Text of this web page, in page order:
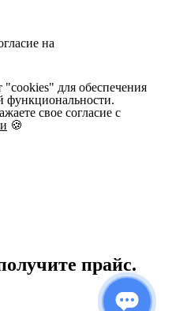
на
"cookies" для обеспечения
функциональности.
свое согласие с
🍪
прайс.